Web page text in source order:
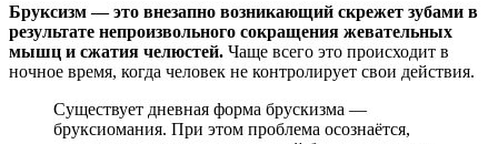
Бруксизм — это внезапно возникающий скрежет зубами в
результате непроизвольного сокращения жевательных
мышц и сжатия челюстей. Чаще всего это происходит в
ночное время, когда человек не контролирует свои действия.
Существует дневная форма брускизма —
бруксиомания. При этом проблема осознаётся,